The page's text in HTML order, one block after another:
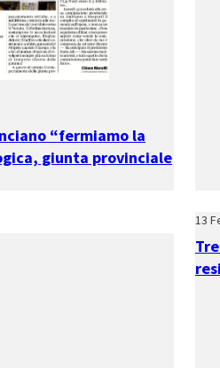
“fermiamo la
giunta provinciale
13